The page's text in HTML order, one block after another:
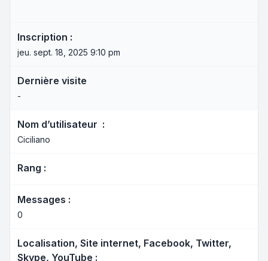
Inscription :
jeu. sept. 18, 2025 9:10 pm
Dernière visite
-
Nom d’utilisateur :
Ciciliano
Rang :
Messages :
0
Localisation, Site internet, Facebook, Twitter,
Skype, YouTube :